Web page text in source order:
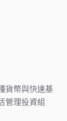
貨幣與快速基
管理投資組